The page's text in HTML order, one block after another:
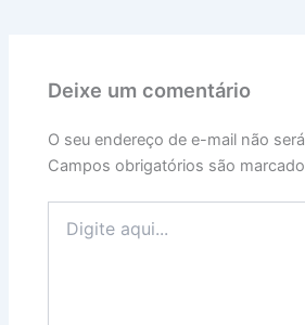
Deixe um comentário
O seu endereço de e-mail não
Campos obrigatórios são
aqui...